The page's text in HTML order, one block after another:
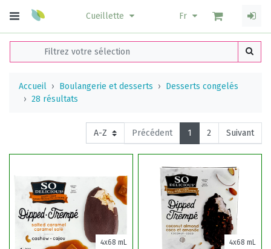
Cueillette Fr
Accueil Boulangerie et desserts
Desserts congelés
28 résultats
Précédent 1 2 Suivant
4x68 mL 4x68 mL